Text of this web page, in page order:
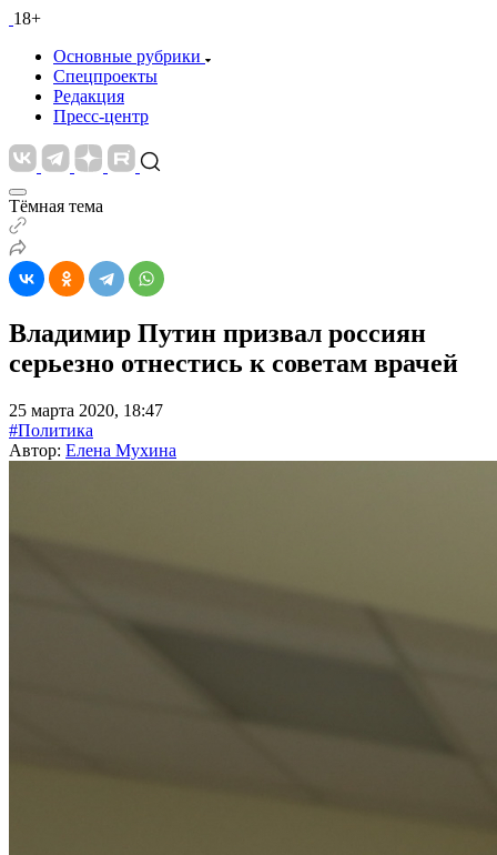
18+
Основные рубрики
Спецпроекты
Редакция
Пресс-центр
Тёмная тема
Владимир Путин призвал россиян
серьезно отнестись к советам врачей
25 марта 2020, 18:47
#Политика
Автор: Елена Мухина